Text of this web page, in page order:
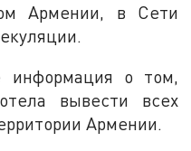
Армении, в Сети
информация о том,
вывести всех
Армении.